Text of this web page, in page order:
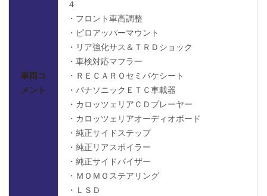
車両コ
メント
４
・フロント車高調整
・ピロアッパーマウント
・リア強化サス＆ＴＲＤショック
・車検対応マフラー
・ＲＥＣＡＲＯセミバケシート
・パナソニックＥＴＣ車載器
・カロッツェリアＣＤプレーヤー
・カロッツェリアオーディオボード
・純正サイドステップ
・純正リアスポイラー
・純正サイドバイザー
・ＭＯＭＯステアリング
・ＬＳＤ